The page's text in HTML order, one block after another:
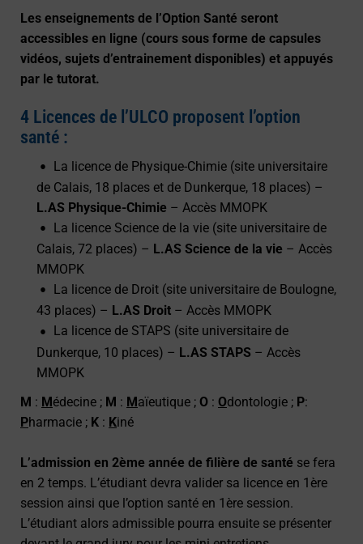
Les enseignements de l’Option Santé seront
accessibles en ligne (cours sous forme de capsules
vidéos, sujets d’entrainement disponibles) et appuyés
par le tutorat.
4 Licences de l’ULCO proposent l’option
santé :
La licence de Physique-Chimie (site universitaire
de Calais, 18 places et de Dunkerque, 18 places) –
L.AS Physique-Chimie – Accès MMOPK
La licence Science de la vie (site universitaire de
Calais, 72 places) – L.AS Science de la vie – Accès
MMOPK
La licence de Droit (site universitaire de Boulogne,
43 places) – L.AS Droit – Accès MMOPK
La licence de STAPS (site universitaire de
Dunkerque, 10 places) – L.AS STAPS – Accès
MMOPK
M : Médecine ; M : Maïeutique ; O : Odontologie ; P:
Pharmacie ; K : Kiné
L’admission en 2ème année de filière de santé se fera
en 2 temps. L’étudiant devra valider sa licence en 1ère
session ainsi que l’option santé en 1ère session.
L’étudiant alors admissible pourra ensuite se présenter